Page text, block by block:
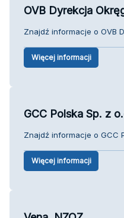
OVB Dyrekcja
Znajdź informacje o OVB
Więcej informacji
GCC Polska Sp. z
Znajdź informacje o GCC
Więcej informacji